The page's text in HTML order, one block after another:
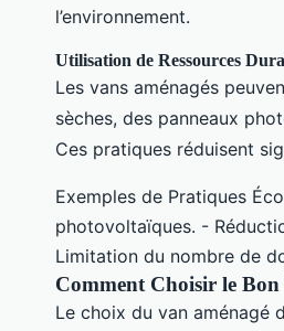
l’environnement.
Utilisation de Ressources
Les vans aménagés
sèches, des panneaux
Ces pratiques réduisent
Exemples de Pratiques
photovoltaïques. -
Limitation du nombre de
Comment Choisir le Bon
Le choix du van aménagé